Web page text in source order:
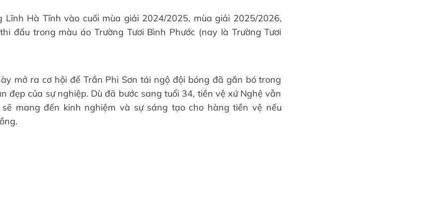
Lĩnh Hà Tĩnh vào cuối mùa giải 2024/2025, mùa giải 2025/2026,
đấu trong màu áo Trường Tươi Bình Phước (nay là Trường Tươi
mở ra cơ hội để Trần Phi Sơn tái ngộ đội bóng đã gắn bó trong
đẹp của sự nghiệp. Dù đã bước sang tuổi 34, tiền vệ xứ Nghệ vẫn
mang đến kinh nghiệm và sự sáng tạo cho hàng tiền vệ nếu